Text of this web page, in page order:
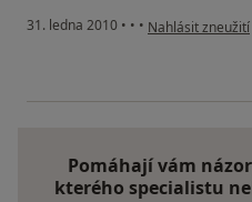
31. ledna 2010 • • • podle názoru
Nahlásit zneužití
Pomáhají vám
kterého specialistu